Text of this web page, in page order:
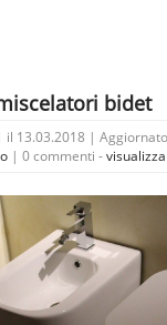
bidet
| il 13.03.2018 |
| 0 commenti -